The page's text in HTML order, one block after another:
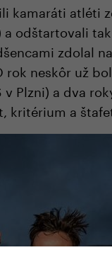
kamaráti atléti
a odštartovali
zdolal
rok neskôr už
Plzni) a dva
kritérium a